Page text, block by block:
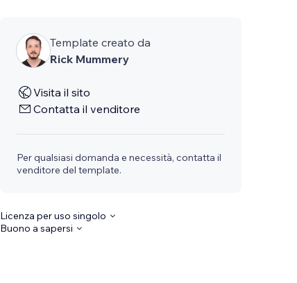
Template creato da
Rick Mummery
Visita il sito
Contatta il venditore
Per qualsiasi domanda e necessità, contatta il
venditore del template.
Licenza per uso singolo
Buono a sapersi